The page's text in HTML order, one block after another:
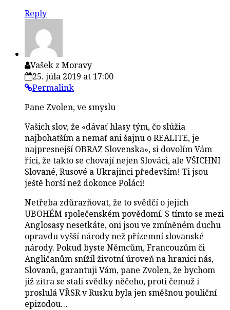
Reply
Vašek z Moravy
25. júla 2019 at 17:00
Permalink
Pane Zvolen, ve smyslu
Vašich slov, že «dávať hlasy tým, čo slúžia
najbohatším a nemať ani šajnu o REALITE, je
najpresnejší OBRAZ Slovenska», si dovolím Vám
říci, že takto se chovají nejen Slováci, ale VŠICHNI
Slované, Rusové a Ukrajinci především! Ti jsou
ještě horší než dokonce Poláci!
Netřeba zdůrazňovat, že to svědčí o jejich
UBOHÉM společenském povědomí. S tímto se mezi
Anglosasy nesetkáte, oni jsou ve zmíněném duchu
opravdu vyšší národy než přízemní slovanské
národy. Pokud byste Němcům, Francouzům či
Angličanům snížil životní úroveň na hranici nás,
Slovanů, garantuji Vám, pane Zvolen, že bychom
již zítra se stali svědky něčeho, proti čemuž i
proslulá VŘSR v Rusku byla jen směšnou pouliční
epizodou…